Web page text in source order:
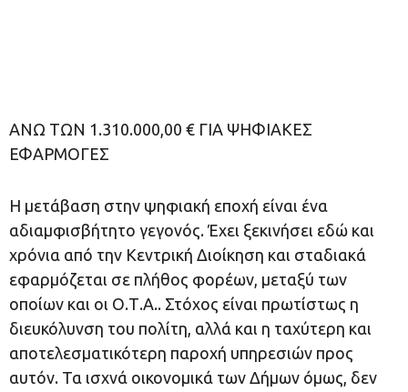
ΑΝΩ ΤΩΝ 1.310.000,00 € ΓΙΑ ΨΗΦΙΑΚΕΣ
ΕΦΑΡΜΟΓΕΣ
Η μετάβαση στην ψηφιακή εποχή είναι ένα
αδιαμφισβήτητο γεγονός. Έχει ξεκινήσει εδώ και
χρόνια από την Κεντρική Διοίκηση και σταδιακά
εφαρμόζεται σε πλήθος φορέων, μεταξύ των
οποίων και οι Ο.Τ.Α.. Στόχος είναι πρωτίστως η
διευκόλυνση του πολίτη, αλλά και η ταχύτερη και
αποτελεσματικότερη παροχή υπηρεσιών προς
αυτόν. Τα ισχνά οικονομικά των Δήμων όμως, δεν